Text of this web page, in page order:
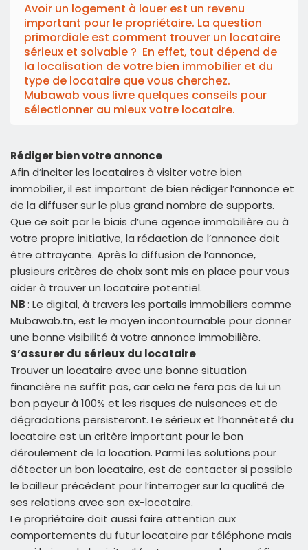
Avoir un logement à louer est un revenu
important pour le propriétaire. La question
primordiale est comment trouver un locataire
sérieux et solvable ? En effet, tout dépend de
la localisation de votre bien immobilier et du
type de locataire que vous cherchez.
Mubawab vous livre quelques conseils pour
sélectionner au mieux votre locataire.
Rédiger bien votre annonce
Afin d’inciter les locataires à visiter votre bien
immobilier, il est important de bien rédiger l’annonce et
de la diffuser sur le plus grand nombre de supports.
Que ce soit par le biais d’une agence immobilière ou à
votre propre initiative, la rédaction de l’annonce doit
être attrayante. Après la diffusion de l’annonce,
plusieurs critères de choix sont mis en place pour vous
aider à trouver un locataire potentiel.
NB: Le digital, à travers les portails immobiliers comme
Mubawab.tn, est le moyen incontournable pour donner
une bonne visibilité à votre annonce immobilière.
S’assurer du sérieux du locataire
Trouver un locataire avec une bonne situation
financière ne suffit pas, car cela ne fera pas de lui un
bon payeur à 100% et les risques de nuisances et de
dégradations persisteront. Le sérieux et l’honnêteté du
locataire est un critère important pour le bon
déroulement de la location. Parmi les solutions pour
détecter un bon locataire, est de contacter si possible
le bailleur précédent pour l’interroger sur la qualité de
ses relations avec son ex-locataire.
Le propriétaire doit aussi faire attention aux
comportements du futur locataire par téléphone mais